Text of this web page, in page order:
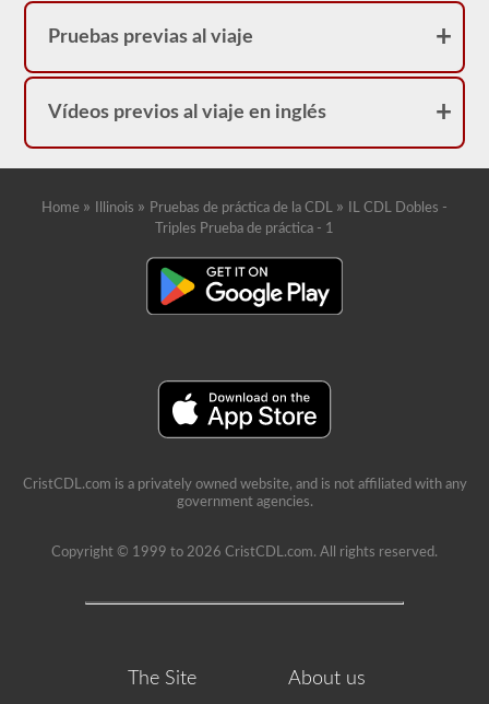
Pruebas previas al viaje
Vídeos previos al viaje en inglés
Home » Illinois » Pruebas de práctica de la CDL »
IL CDL Dobles -
Triples Prueba de práctica - 1
CristCDL.com is a privately owned website, and is not affiliated with any
government agencies.
Copyright © 1999 to 2026 CristCDL.com. All rights reserved.
The Site About us